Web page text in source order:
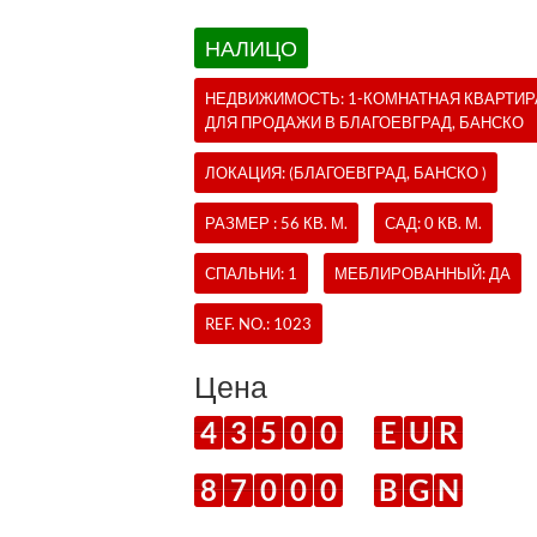
НАЛИЦО
НЕДВИЖИМОСТЬ: 1-КОМНАТНАЯ
ДЛЯ ПРОДАЖИ В БЛАГОЕВГРАД, БАНСКО
ЛОКАЦИЯ: (БЛАГОЕВГРАД, БАНСКО )
РАЗМЕР : 56 КВ. М. САД: 0 КВ. М.
СПАЛЬНИ: 1 МЕБЛИРОВАННЫЙ: ДА
REF. NO.: 1023
Цена
4 3 5 0 0 E U R
8 7 0 0 0 B G N